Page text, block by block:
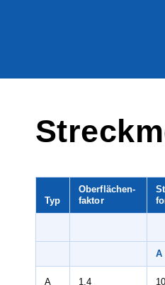
Typ
Oberflächen-
faktor
A 1,4